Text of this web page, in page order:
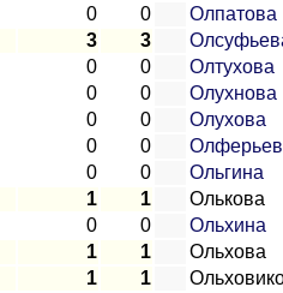
0 0
Олпатова
3 3
0 0
Олтухова
0 0
Олухнова
0 0
Олухова
0 0
0 0
Ольгина
1 1
Олькова
0 0
Ольхина
1 1
Ольхова
1 1